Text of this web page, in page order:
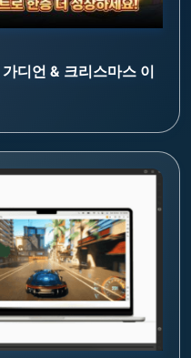
디언 & 크리스마스 이